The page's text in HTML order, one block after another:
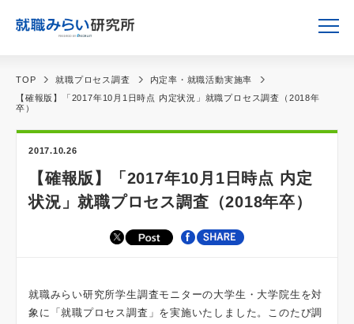
TOP 就職プロセス調査
内定率・就職活動実施率
【確報版】「2017年10月1日時点 内定状況」就職プロセス調査（2018年
卒）
2017.10.26
【確報版】「2017年10月1日時点 内定
状況」就職プロセス調査（2018年卒）
就職みらい研究所学生調査モニターの大学生・大学院生を対
象に「就職プロセス調査」を実施いたしました。このたび調